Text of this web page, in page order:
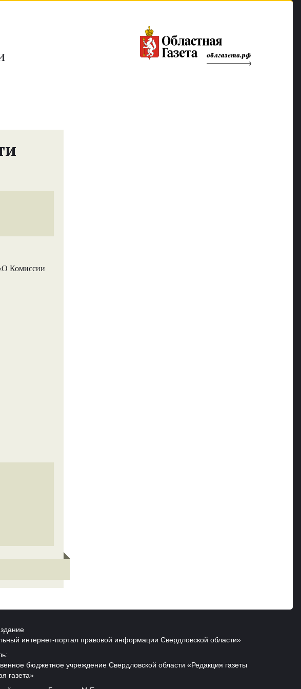
Комиссии
интернет-портал правовой информации Свердловской области»
бюджетное учреждение Свердловской области «Редакция газеты
газета»